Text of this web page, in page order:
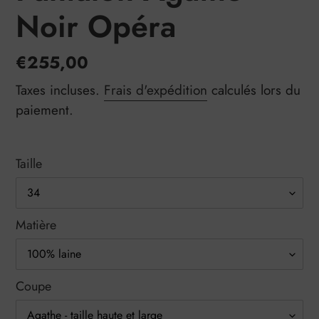
Noir Opéra
Prix
normal
€255,00
Taxes incluses. Frais d'expédition calculés lors du
paiement.
Taille
Matière
Coupe